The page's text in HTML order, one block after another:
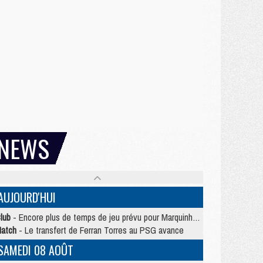
- Encore plus de temps de jeu prévu pour Marquinhos et les Portugais en Supercoupe
- Le transfert de Ferran Torres au PSG avance
08 AOÛT